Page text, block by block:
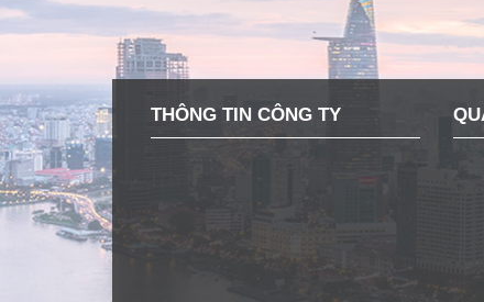
THÔNG TIN CÔNG TY